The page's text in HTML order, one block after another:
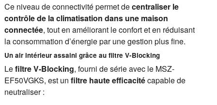
Ce niveau de connectivité permet decentraliser le
contrôle de la climatisation dans une maison
connectée, tout en améliorant le confort et en réduisant
la consommation d’énergie par une gestion plus fine.
Un air intérieur assaini grâce au filtre V-Blocking
Lefiltre V-Blocking, fourni de série avec le MSZ-
EF50VGKS, est un filtre haute efficacitécapable de
neutraliser :